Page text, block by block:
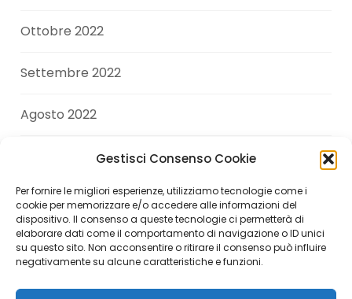
Gestisci Consenso Cookie
Per fornire le migliori esperienze, utilizziamo tecnologie come i
cookie per memorizzare e/o accedere alle informazioni del
dispositivo. Il consenso a queste tecnologie ci permetterà di
elaborare dati come il comportamento di navigazione o ID unici
su questo sito. Non acconsentire o ritirare il consenso può influire
negativamente su alcune caratteristiche e funzioni.
Ottobre 2022
Settembre 2022
Agosto 2022
Giugno 2022
Aprile 2022